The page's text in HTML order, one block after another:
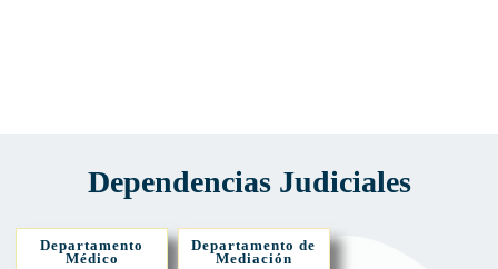
Dependencias Judiciales
Departamento
Médico
Departamento de
Mediación